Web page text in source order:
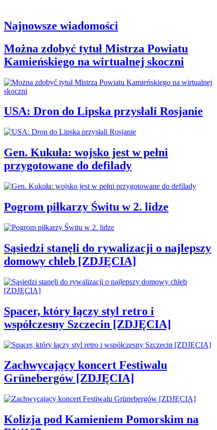
Najnowsze wiadomości
Można zdobyć tytuł Mistrza Powiatu
Kamieńskiego na wirtualnej skoczni
USA: Dron do Lipska przysłali Rosjanie
Gen. Kukuła: wojsko jest w pełni
przygotowane do defilady
Pogrom piłkarzy Świtu w 2. lidze
Sąsiedzi stanęli do rywalizacji o najlepszy
domowy chleb [ZDJĘCIA]
Spacer, który łączy styl retro i
współczesny Szczecin [ZDJĘCIA]
Zachwycający koncert Festiwalu
Grünebergów [ZDJĘCIA]
Kolizja pod Kamieniem Pomorskim na